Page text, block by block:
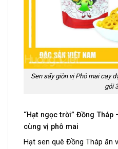
Sen sấy giòn vị Phô mai cay
gói
“Hạt ngọc trời” Đồng Tháp
cùng vị phô mai
Hạt sen quê Đồng Tháp ăn